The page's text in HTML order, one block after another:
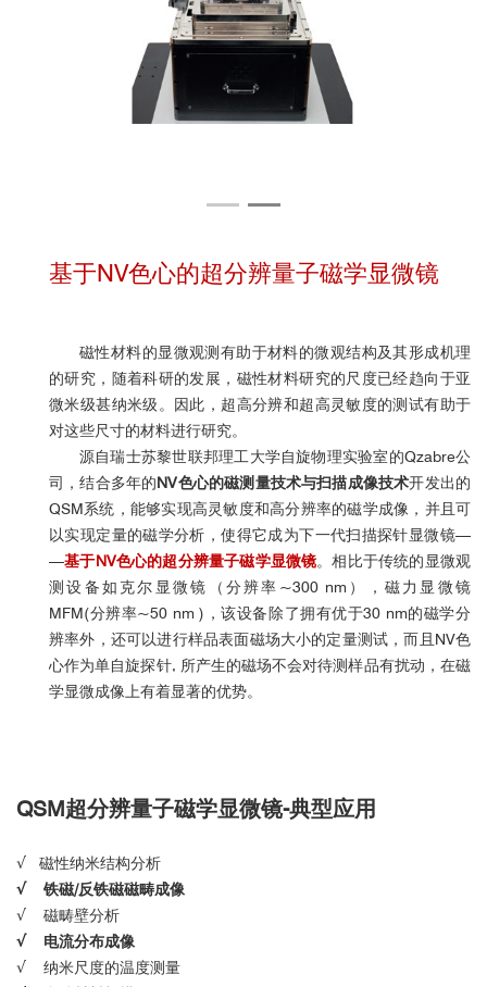
基于NV色心的超分辨量子磁学显微镜
磁性材料的显微观测有助于材料的微观结构及其形成机理
的研究，随着科研的发展，磁性材料研究的尺度已经趋向于亚
微米级甚纳米级。因此，超高分辨和超高灵敏度的测试有助于
对这些尺寸的材料进行研究。
源自瑞士苏黎世联邦理工大学自旋物理实验室的Qzabre公
司，结合多年的NV色心的磁测量技术与扫描成像技术开发出的
QSM系统，能够实现高灵敏度和高分辨率的磁学成像，并且可
以实现定量的磁学分析，使得它成为下一代扫描探针显微镜—
—基于NV色心的超分辨量子磁学显微镜。相比于传统的显微观
测设备如克尔显微镜（分辨率~300 nm），磁力显微镜
MFM(分辨率~50 nm )，该设备除了拥有优于30 nm的磁学分
辨率外，还可以进行样品表面磁场大小的定量测试，而且NV色
心作为单自旋探针, 所产生的磁场不会对待测样品有扰动，在磁
学显微成像上有着显著的优势。
QSM超分辨量子磁学显微镜-典型应用
√ 磁性纳米结构分析
√
铁磁/反铁磁磁畴成像
√ 磁畴壁分析
√
电流分布成像
√ 纳米尺度的温度测量